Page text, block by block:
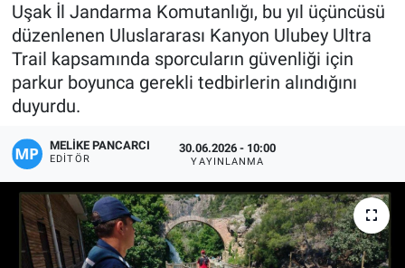
Uşak İl Jandarma Komutanlığı, bu yıl üçüncüsü
düzenlenen Uluslararası Kanyon Ulubey Ultra
Trail kapsamında sporcuların güvenliği için
parkur boyunca gerekli tedbirlerin alındığını
duyurdu.
MELIKE PANCARCI
EDITÖR
30.06.2026 - 10:00
YAYINLANMA
Resmi İlanlar
Sağlık
Son Dakika
Spor
Uşak Haberleri